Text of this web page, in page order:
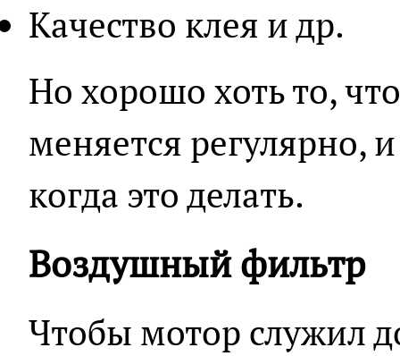
Качество клея и др.
Но хорошо хоть то,
меняется регулярно,
когда это делать.
Воздушный фильтр
Чтобы мотор служил